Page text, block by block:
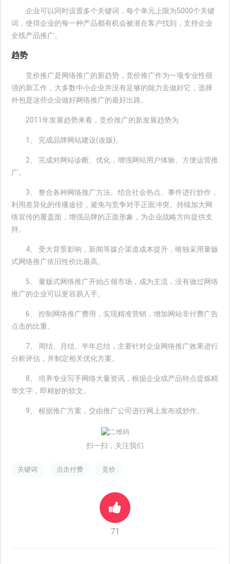
企业可以同时设置多个关键词，每个单元上限为5000个关键
词，使得企业的每一种产品都有机会被潜在客户找到，支持企业
全线产品推广。
趋势
竞价推广是网络推广的新趋势，竞价推广作为一项专业性很
强的新工作，大多数中小企业并没有足够的能力去做好它，选择
外包是这些企业做好网络推广的最好出路。
2011年发展趋势来看，竞价推广的新发展趋势为
1、 完成品牌网站建设(改版)。
2、 完成对网站诊断、优化，增强网站用户体验、方便运营推
广。
3、 整合各种网络推广方法。结合社会热点、事件进行炒作，
利用差异化的传播途径，避免与竞争对手正面冲突。持续加大网
络宣传的覆盖面，增强品牌的正面形象，为企业战略方向提供支
持。
4、 受大背景影响，新闻等媒介渠道成本提升，唯独采用量贩
式网络推广依旧性价比最高。
5、 量贩式网络推广开始占领市场，成为主流，没有做过网络
推广的企业可以更容易入手。
6、 控制网络推广费用，实现精准营销，增加网站非付费广告
点击的比重。
7、 周结、月结、半年总结，主要针对企业网络推广效果进行
分析评估，并制定相关优化方案。
8、 培养专业写手网络大量资讯，根据企业或产品特点提炼精
华文字，即精妙的软文。
9、 根据推广方案，交由推广公司进行网上发布或炒作。
扫一扫，关注我们
关键词 点击付费 竞价
71